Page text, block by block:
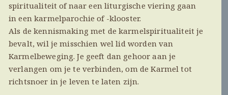
spiritualiteit of naar een liturgische viering gaan
in een karmelparochie of -klooster.
Als de kennismaking met de karmelspiritualiteit je
bevalt, wil je misschien wel lid worden van
Karmelbeweging. Je geeft dan gehoor aan je
verlangen om je te verbinden, om de Karmel tot
richtsnoer in je leven te laten zijn.